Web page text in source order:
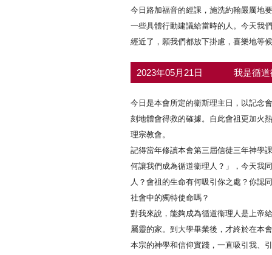
今日路加福音的經課，施洗約翰嚴厲地
一些具體行動建議給當時的人。今天我
經近了，願我們都放下掛慮，喜樂地等
2023年05月21日 我是循
今日是本會所定的衞斯理主日，以記念
刻地體會得救的確據。自此會祖更加火
理宗教會。
記得當年修讀本會第三屆信徒三年神學
何讓我們成為循道衞理人？」，今天我
人？會祖的生命有何吸引你之處？你認
社會中的獨特使命嗎？
對我來說，能夠成為循道衞理人是上帝
屬靈的家。到大學畢業後，才終於在本
本宗的神學和信仰實踐，一直吸引我、